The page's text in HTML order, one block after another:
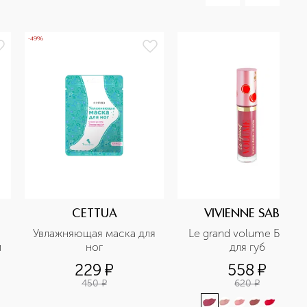
-49%
CETTUA
Увлажняющая маска для
ног
229 ¤
450 ¤
VIVIENNE SABO
Le grand volume Блеск
для губ
558 ¤
620 ¤